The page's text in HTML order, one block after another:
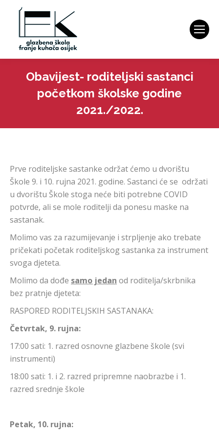
Obavijest- roditeljski sastanci
početkom školske godine
2021./2022.
Prve roditeljske sastanke održat ćemo u dvorištu
Škole 9. i 10. rujna 2021. godine. Sastanci će se održati
u dvorištu Škole stoga neće biti potrebne COVID
potvrde, ali se mole roditelji da ponesu maske na
sastanak.
Molimo vas za razumijevanje i strpljenje ako trebate
pričekati početak roditeljskog sastanka za instrument
svoga djeteta.
Molimo da dođe samo jedan od roditelja/skrbnika
bez pratnje djeteta:
RASPORED RODITELJSKIH SASTANAKA:
Četvrtak, 9. rujna:
17:00 sati: 1. razred osnovne glazbene škole (svi
instrumenti)
18:00 sati: 1. i 2. razred pripremne naobrazbe i 1.
razred srednje škole
Petak, 10. rujna: